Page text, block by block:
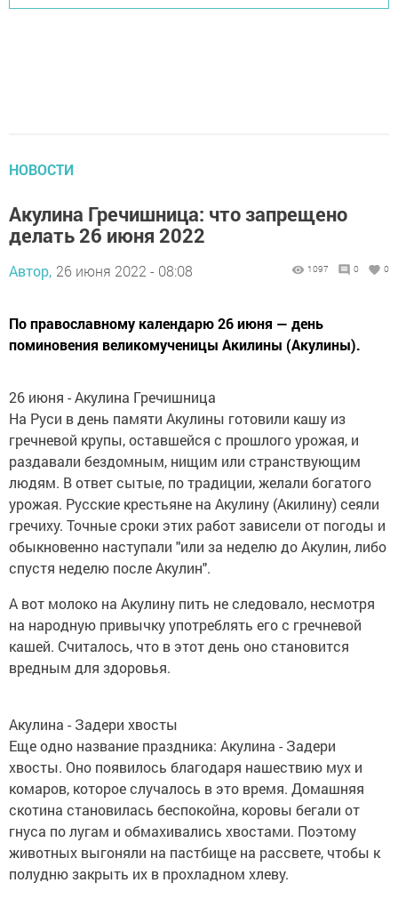
НОВОСТИ
Акулина Гречишница: что запрещено
делать 26 июня 2022
Автор, 26 июня 2022 - 08:08 1097 0 0
По православному календарю 26 июня — день
поминовения великомученицы Акилины (Акулины).
26 июня - Акулина Гречишница
На Руси в день памяти Акулины готовили кашу из
гречневой крупы, оставшейся с прошлого урожая, и
раздавали бездомным, нищим или странствующим
людям. В ответ сытые, по традиции, желали богатого
урожая. Русские крестьяне на Акулину (Акилину) сеяли
гречиху. Точные сроки этих работ зависели от погоды и
обыкновенно наступали "или за неделю до Акулин, либо
спустя неделю после Акулин".
А вот молоко на Акулину пить не следовало, несмотря
на народную привычку употреблять его с гречневой
кашей. Считалось, что в этот день оно становится
вредным для здоровья.
Акулина - Задери хвосты
Еще одно название праздника: Акулина - Задери
хвосты. Оно появилось благодаря нашествию мух и
комаров, которое случалось в это время. Домашняя
скотина становилась беспокойна, коровы бегали от
гнуса по лугам и обмахивались хвостами. Поэтому
животных выгоняли на пастбище на рассвете, чтобы к
полудню закрыть их в прохладном хлеву.